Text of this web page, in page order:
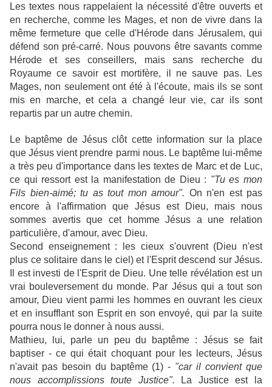
Les textes nous rappelaient la nécessité d'être ouverts et
en recherche, comme les Mages, et non de vivre dans la
même fermeture que celle d'Hérode dans Jérusalem, qui
défend son pré-carré. Nous pouvons être savants comme
Hérode et ses conseillers, mais sans recherche du
Royaume ce savoir est mortifère, il ne sauve pas. Les
Mages, non seulement ont été à l'écoute, mais ils se sont
mis en marche, et cela a changé leur vie, car ils sont
repartis par un autre chemin.
Le baptême de Jésus clôt cette information sur la place
que Jésus vient prendre parmi nous. Le baptême lui-même
a très peu d'importance dans les textes de Marc et de Luc,
ce qui ressort est la manifestation de Dieu : "Tu es mon
Fils bien-aimé; tu as tout mon amour". On n'en est pas
encore à l'affirmation que Jésus est Dieu, mais nous
sommes avertis que cet homme Jésus a une relation
particulière, d'amour, avec Dieu.
Second enseignement : les cieux s'ouvrent (Dieu n'est
plus ce solitaire dans le ciel) et l'Esprit descend sur Jésus.
Il est investi de l'Esprit de Dieu. Une telle révélation est un
vrai bouleversement du monde. Par Jésus qui a tout son
amour, Dieu vient parmi les hommes en ouvrant les cieux
et en insufflant son Esprit en son envoyé, qui par la suite
pourra nous le donner à nous aussi.
Mathieu, lui, parle un peu du baptême : Jésus se fait
baptiser - ce qui était choquant pour les lecteurs, Jésus
n'avait pas besoin du baptême (1) - "car il convient que
nous accomplissions toute Justice".
La Justice est la